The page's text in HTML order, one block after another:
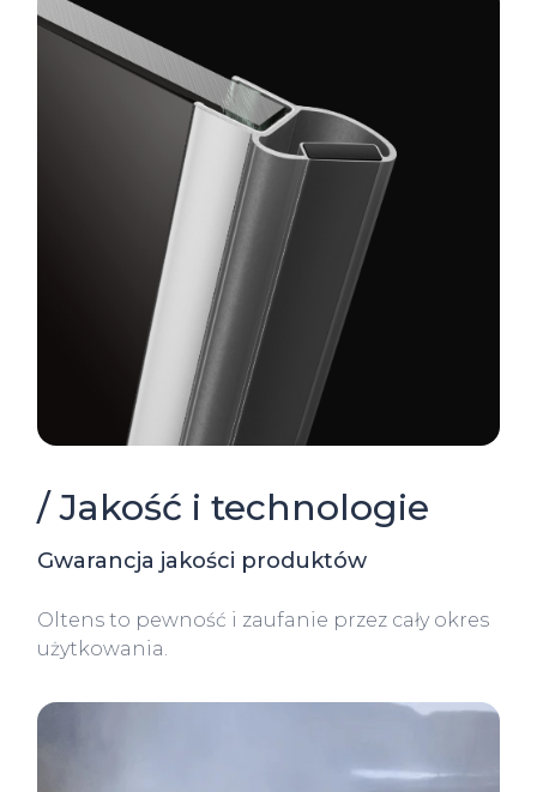
/ Jakość i technologie
Gwarancja jakości produktów
Oltens to pewność i zaufanie przez cały okres
użytkowania.